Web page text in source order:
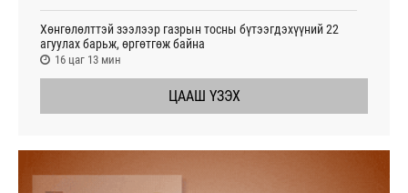
Хөнгөлөлттэй зээлээр газрын тосны бүтээгдэхүүний 22
агуулах барьж, өргөтгөж байна
16 цаг 13 мин
ЦААШ ҮЗЭХ